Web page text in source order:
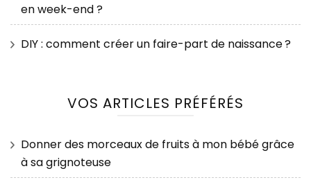
en week-end ?
DIY : comment créer un faire-part de naissance ?
VOS ARTICLES PRÉFÉRÉS
Donner des morceaux de fruits à mon bébé grâce
à sa grignoteuse